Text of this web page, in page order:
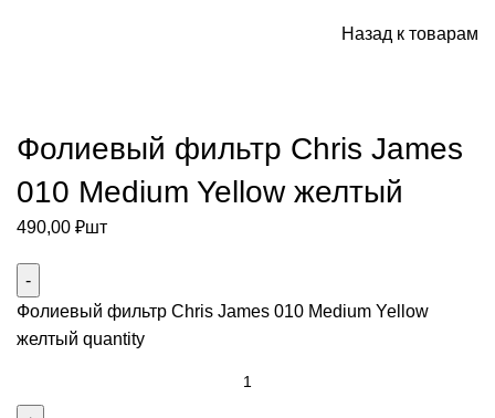
Назад к товарам
Фолиевый фильтр Chris James
010 Medium Yellow желтый
490,00 ₽шт
Фолиевый фильтр Chris James 010 Medium Yellow
желтый quantity